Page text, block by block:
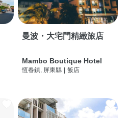
曼波・大宅門精緻旅店
Mambo Boutique Hotel
恆春鎮, 屏東縣 飯店